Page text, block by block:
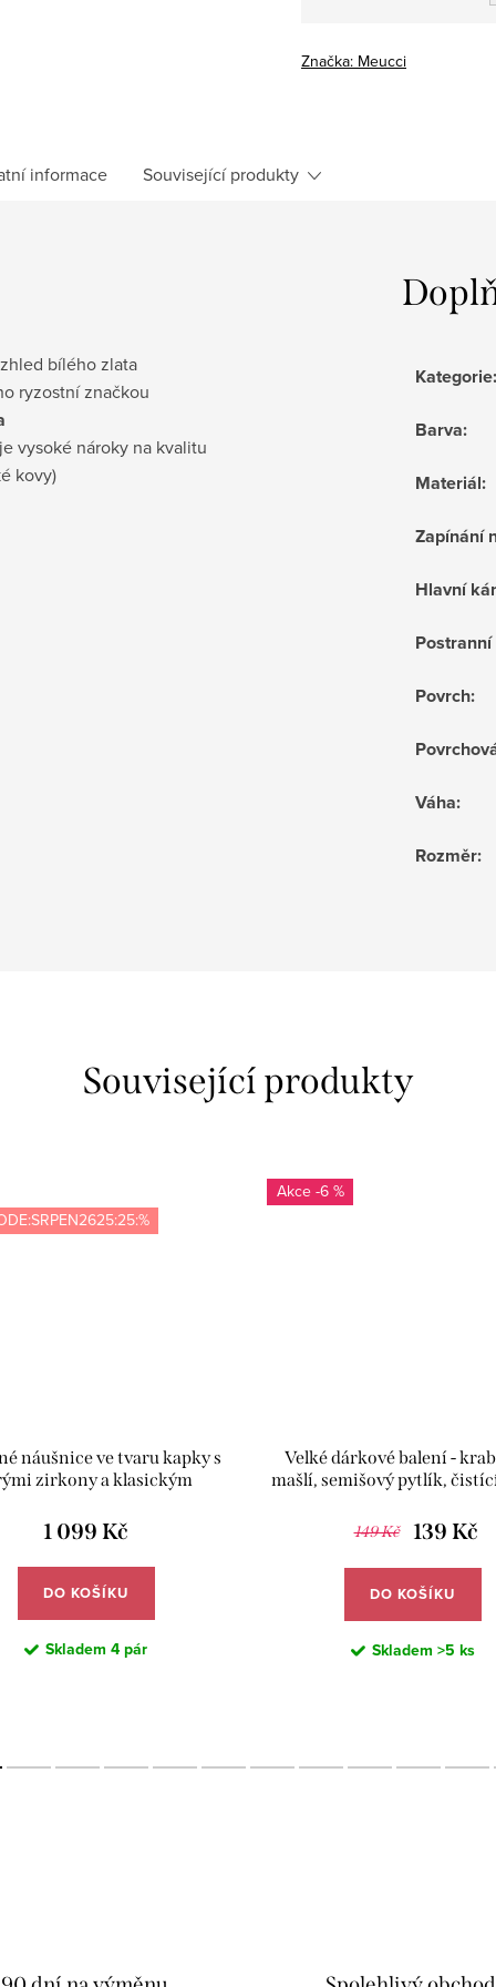
Značka: Meucci
informace Související produkty
bílého zlata
ryzostní značkou
vysoké nároky na kvalitu
kovy)
Kategorie:
Barva:
Materiál:
Zapínání
Hlavní
Povrch:
Váha:
Rozměr:
Související produkty
náušnice ve tvaru kapky s
zirkony a klasickým
1 099 Kč
DO KOŠÍKU
Skladem 4 pár
-6 %
Velké dárkové balení -
mašlí, semišový pytlík,
149 Kč 139 Kč
DO KOŠÍKU
Skladem >5 ks